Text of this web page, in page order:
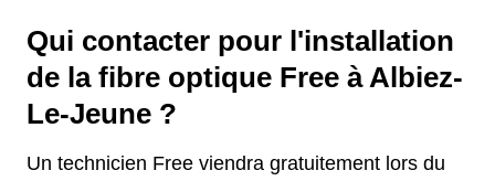
Qui contacter pour l'installation
de la fibre optique Free à Albiez-
Le-Jeune ?
Un technicien Free viendra gratuitement lors du